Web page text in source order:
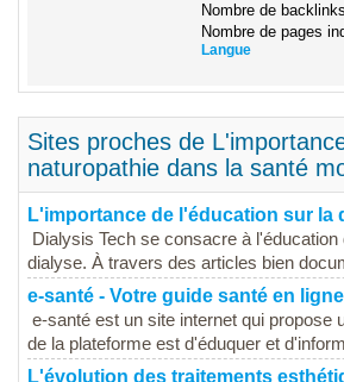
Nombre de backlinks
Nombre de pages
Langue
Sites proches de
naturopathie dans la santé
L'importance de l'éducation sur la
Dialysis Tech se consacre à
dialyse. À travers des articles bien
e-santé - Votre guide santé en ligne
e-santé est un site internet qui propose
de la plateforme est d'éduquer et
L'évolution des traitements